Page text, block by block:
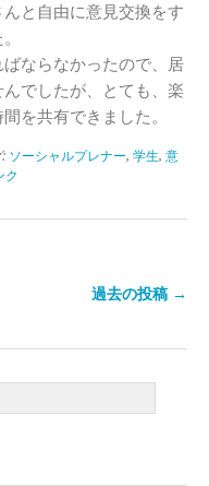
と自由に意見交換をす
ならなかったので、居
でしたが、とても、楽
を共有できました。
ソーシャルプレナー, 学生, 意
ク
過去の投稿 →